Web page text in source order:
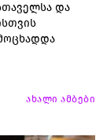
და
ახალი ამბები